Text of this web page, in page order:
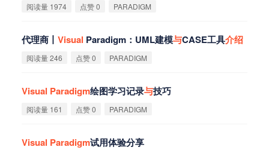
阅读量 1974 点赞 0 PARADIGM
代理商丨 Visual Paradigm：UML建模与CASE工具介绍
阅读量 246 点赞 0 PARADIGM
Visual Paradigm绘图学习记录与技巧
阅读量 161 点赞 0 PARADIGM
Visual Paradigm试用体验分享